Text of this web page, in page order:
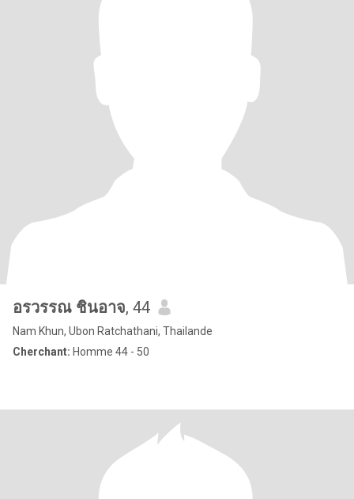
อรวรรณ ชินอาจ, 44
Nam Khun, Ubon Ratchathani, Thailande
Cherchant: Homme 44 - 50